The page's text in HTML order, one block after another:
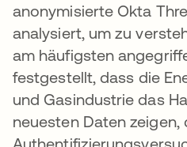
anonymisierte Okta
analysiert, um zu
am häufigsten
festgestellt, dass die
und Gasindustrie das
neuesten Daten